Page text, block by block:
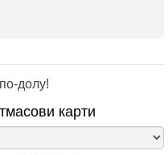
долу!
карти